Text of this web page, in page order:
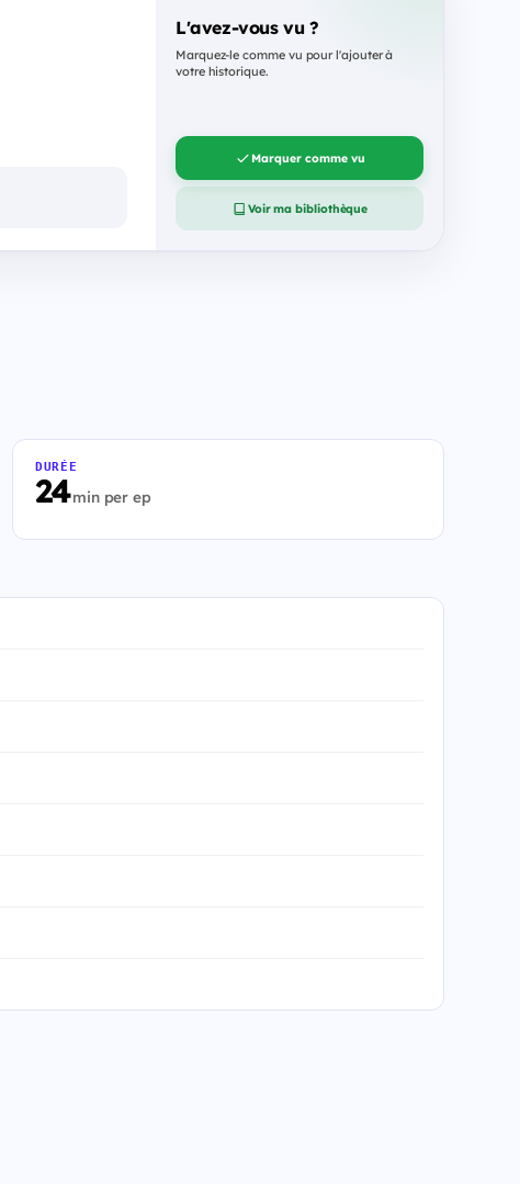
L'avez-vous vu ?
Marquez-le comme vu pour l'ajouter à
votre historique.
Marquer comme vu
Voir ma bibliothèque
24min per ep
DURÉE